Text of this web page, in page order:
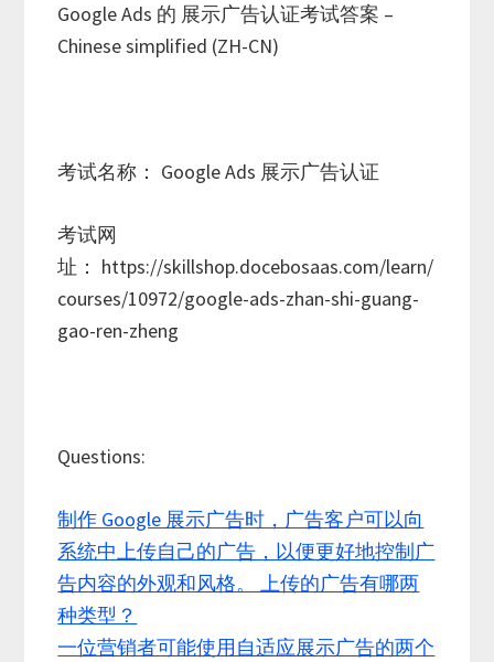
Google Ads 的 展示广告认证考试答案 –
Chinese simplified (ZH-CN)
考试名称： Google Ads 展示广告认证
考试网
址： https://skillshop.docebosaas.com/learn/
courses/10972/google-ads-zhan-shi-guang-
gao-ren-zheng
Questions:
制作 Google 展示广告时，广告客户可以向
系统中上传自己的广告，以便更好地控制广
告内容的外观和风格。 上传的广告有哪两
种类型？
一位营销者可能使用自适应展示广告的两个